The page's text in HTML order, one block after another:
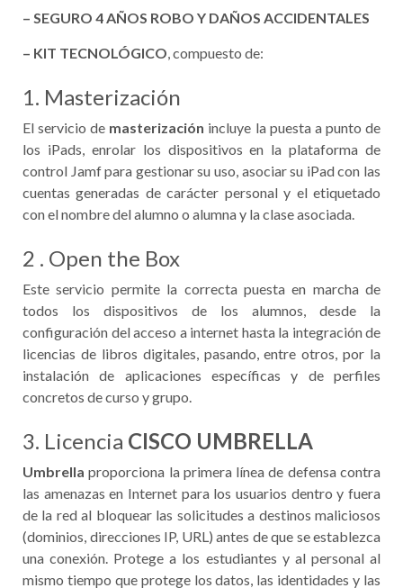
– SEGURO 4 AÑOS ROBO Y DAÑOS ACCIDENTALES
– KIT TECNOLÓGICO, compuesto de:
1. Masterización
El servicio de masterización incluye la puesta a punto de
los iPads, enrolar los dispositivos en la plataforma de
control Jamf para gestionar su uso, asociar su iPad con las
cuentas generadas de carácter personal y el etiquetado
con el nombre del alumno o alumna y la clase asociada.
2 . Open the Box
Este servicio permite la correcta puesta en marcha de
todos los dispositivos de los alumnos, desde la
configuración del acceso a internet hasta la integración de
licencias de libros digitales, pasando, entre otros, por la
instalación de aplicaciones específicas y de perfiles
concretos de curso y grupo.
3. Licencia CISCO UMBRELLA
Umbrella proporciona la primera línea de defensa contra
las amenazas en Internet para los usuarios dentro y fuera
de la red al bloquear las solicitudes a destinos maliciosos
(dominios, direcciones IP, URL) antes de que se establezca
una conexión. Protege a los estudiantes y al personal al
mismo tiempo que protege los datos, las identidades y las